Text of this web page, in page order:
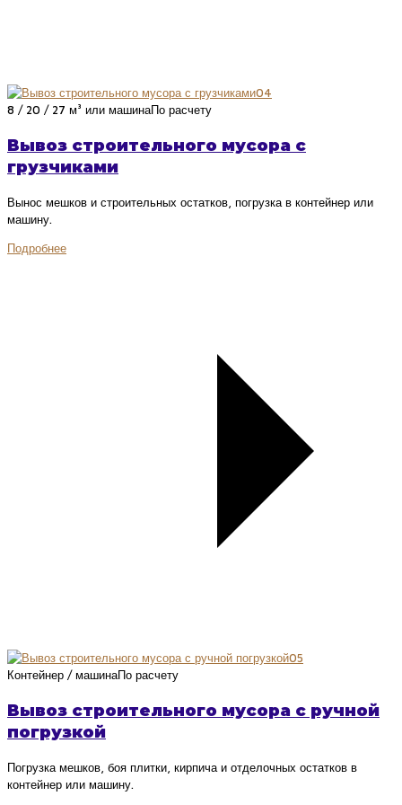
04
8 / 20 / 27 м³ или машинаПо расчету
Вывоз строительного мусора с
грузчиками
Вынос мешков и строительных остатков, погрузка в контейнер или
машину.
Подробнее
05
Контейнер / машинаПо расчету
Вывоз строительного мусора с ручной
погрузкой
Погрузка мешков, боя плитки, кирпича и отделочных остатков в
контейнер или машину.